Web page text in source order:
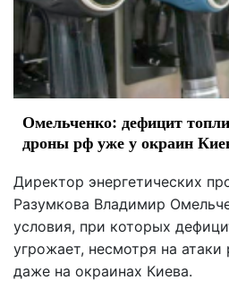
Омельченко: дефицит
дроны рф уже у окраин
Директор энергетических
Разумкова Владимир
условия, при которых
угрожает, несмотря на
даже на окраинах Киева.